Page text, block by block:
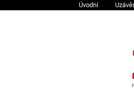
Úvodní